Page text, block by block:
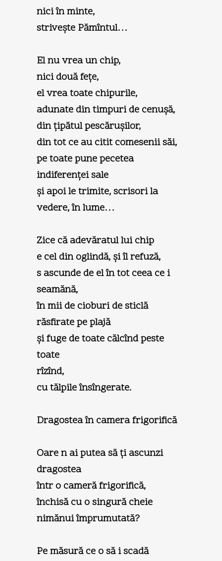
nici în minte,
striveşte Pămîntul…
El nu vrea un chip,
nici două feţe,
el vrea toate chipurile,
adunate din timpuri de cenuşă,
din ţipătul pescăruşilor,
din tot ce au citit comesenii săi,
pe toate pune pecetea
indiferenţei sale
şi apoi le trimite, scrisori la
vedere, în lume…
Zice că adevăratul lui chip
e cel din oglindă, şi îl refuză,
s ascunde de el în tot ceea ce i
seamănă,
în mii de cioburi de sticlă
răsfirate pe plajă
şi fuge de toate călcînd peste
toate
rîzînd,
cu tălpile însîngerate.
Dragostea în camera frigorifică
Oare n ai putea să ţi ascunzi
dragostea
într o cameră frigorifică,
închisă cu o singură cheie
nimănui împrumutată?
Pe măsură ce o să i scadă